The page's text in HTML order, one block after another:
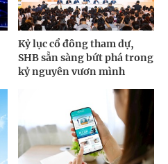
Kỷ lục cổ đông tham dự,
SHB sẵn sàng bứt phá trong
kỷ nguyên vươn mình